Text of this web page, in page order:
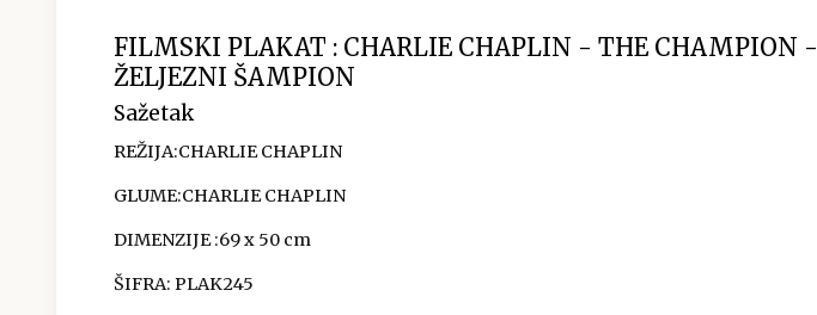
FILMSKI PLAKAT : CHARLIE CHAPLIN - THE CHAMPION -
ŽELJEZNI ŠAMPION
Sažetak
REŽIJA:CHARLIE CHAPLIN
GLUME:CHARLIE CHAPLIN
DIMENZIJE:69 x 50 cm
ŠIFRA: PLAK245